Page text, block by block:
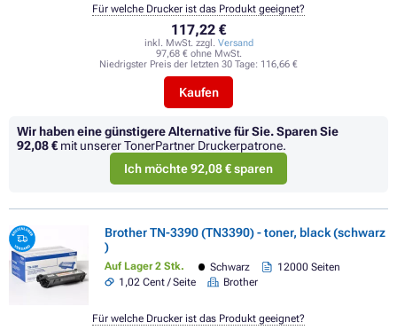
117,22 €
inkl. MwSt. zzgl. Versand
97,68 € ohne MwSt.
Niedrigster Preis der letzten 30 Tage: 116,66 €
Kaufen
Für welche Drucker ist das Produkt geeignet?
Wir haben eine günstigere Alternative für Sie.Sparen Sie
92,08 € mit unserer TonerPartner Druckerpatrone.
Ich möchte 92,08 € sparen
Brother TN-3390 (TN3390) - toner, black (schwarz
)
Auf Lager 2 Stk. Schwarz
12000 Seiten
1,02 Cent / Seite
Brother
Für welche Drucker ist das Produkt geeignet?